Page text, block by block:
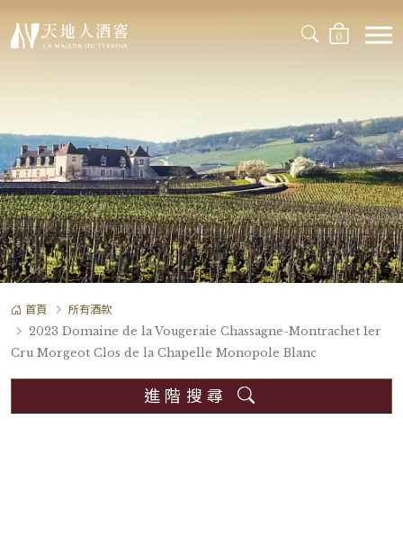
0
首頁
所有酒款
2023 Domaine de la Vougeraie Chassagne-Montrachet 1er
Cru Morgeot Clos de la Chapelle Monopole Blanc
進階搜尋